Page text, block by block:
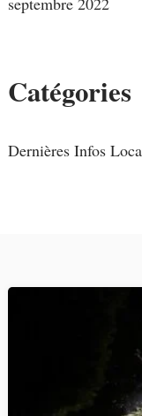
Catégories
Dernières Infos